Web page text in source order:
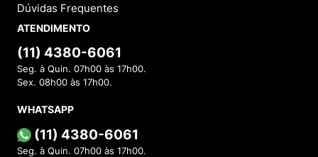
Dúvidas Frequentes
ATENDIMENTO
(11) 4380-6061
Seg. à Quin. 07h00 às 17h00.
Sex. 08h00 às 17h00.
WHATSAPP
(11) 4380-6061
Seg. à Quin. 07h00 às 17h00.